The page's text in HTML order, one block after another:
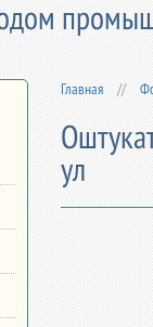
Главная //
ул